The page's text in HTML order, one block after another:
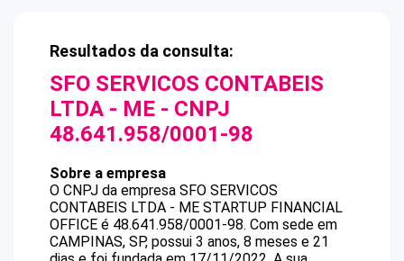
Resultados da consulta:
SFO SERVICOS CONTABEIS
LTDA - ME - CNPJ
48.641.958/0001-98
Sobre a empresa
O CNPJ da empresa SFO SERVICOS
CONTABEIS LTDA - ME STARTUP FINANCIAL
OFFICE é 48.641.958/0001-98. Com sede em
CAMPINAS, SP, possui 3 anos, 8 meses e 21